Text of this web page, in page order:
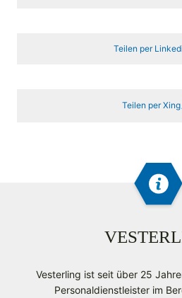
Teilen per
Teilen per Xing
Vesterling ist seit über 25
Personaldienstleister im